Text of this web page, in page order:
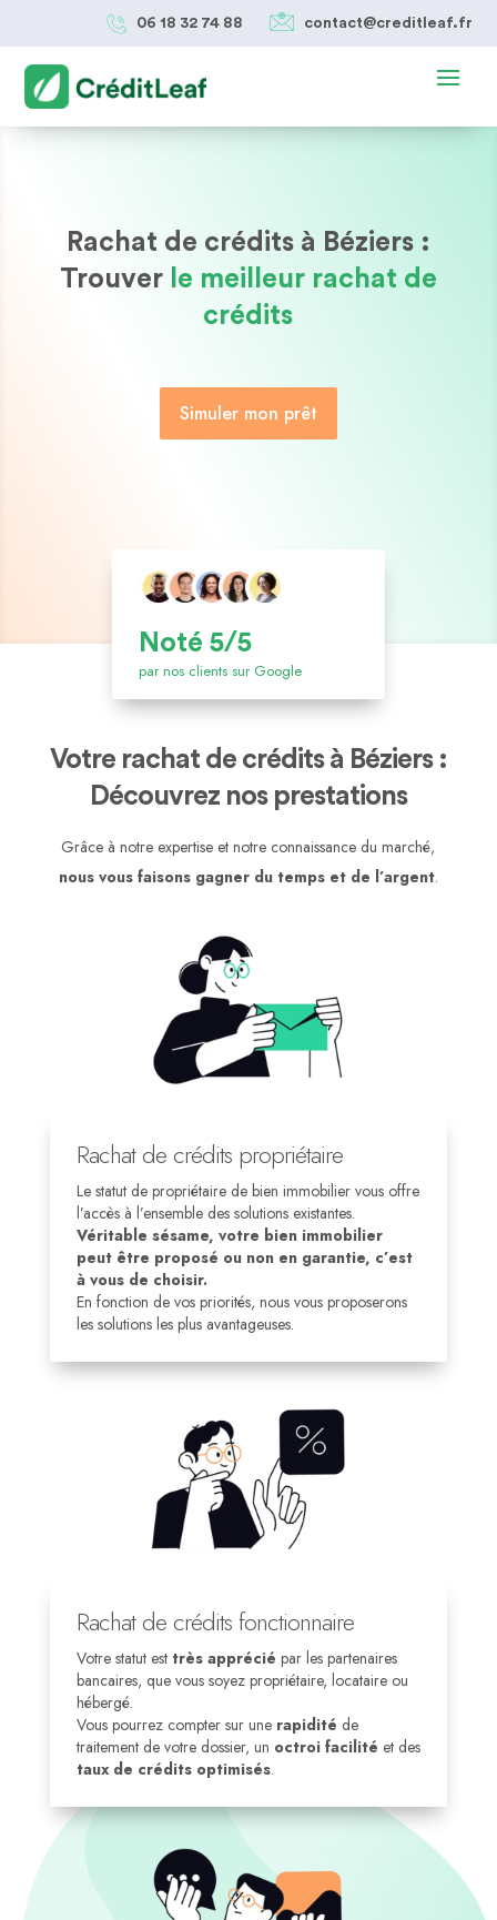
06 18 32 74 88 contact@creditleaf.fr
Rachat de crédits à Béziers :
Trouver le meilleur rachat de
crédits
Simuler mon prêt
Noté 5/5
par nos clients sur Google
Votre rachat de crédits à Béziers :
Découvrez nos prestations
Grâce à notre expertise et notre connaissance du marché,
nous vous faisons gagner du temps et de l’argent.
Rachat de crédits propriétaire
Le statut de propriétaire de bien immobilier vous offre
l’accès à l’ensemble des solutions existantes.
Véritable sésame, votre bien immobilier
peut être proposé ou non en garantie, c’est
à vous de choisir.
En fonction de vos priorités, nous vous proposerons
les solutions les plus avantageuses.
Rachat de crédits fonctionnaire
Votre statut est très apprécié par les partenaires
bancaires, que vous soyez propriétaire, locataire ou
hébergé.
Vous pourrez compter sur une rapidité de
traitement de votre dossier, un octroi facilité et des
taux de crédits optimisés.